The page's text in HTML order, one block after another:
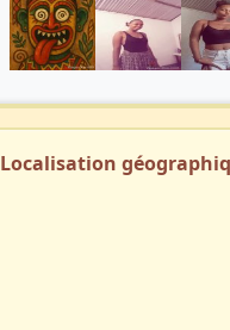
Localisation